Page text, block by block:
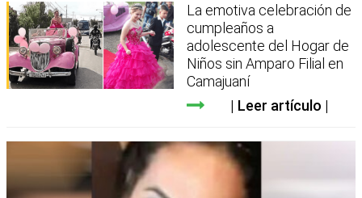
La emotiva celebración de
cumpleaños a
adolescente del Hogar de
Niños sin Amparo Filial en
Camajuaní
Leer artículo